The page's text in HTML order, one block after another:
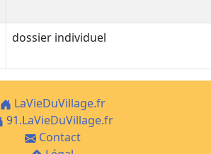
dossier individuel
LaVieDuVillage.fr
91.LaVieDuVillage.fr
Contact